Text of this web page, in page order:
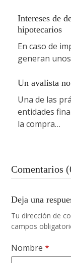
Intereses de
hipotecarios
En caso de
generan
Un avalista
Una de las
entidades
la compra…
Comentarios
Deja una
Tu dirección de
campos
Nombre*